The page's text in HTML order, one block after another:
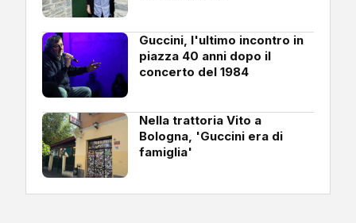
Guccini, l'ultimo incontro in
piazza 40 anni dopo il
concerto del 1984
Nella trattoria Vito a
Bologna, 'Guccini era di
famiglia'